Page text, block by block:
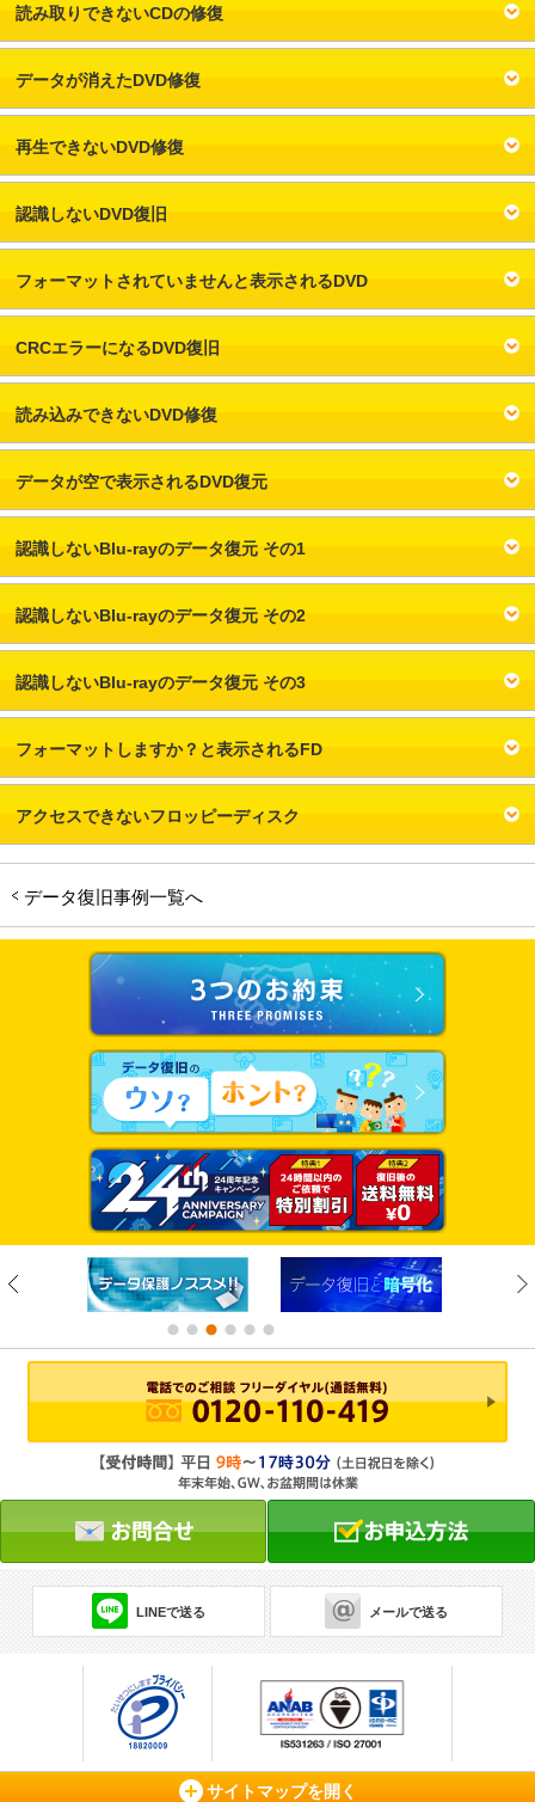
読み取りできないCDの修復
データが消えたDVD修復
再生できないDVD修復
認識しないDVD復旧
フォーマットされていませんと表示されるDVD
CRCエラーになるDVD復旧
読み込みできないDVD修復
データが空で表示されるDVD復元
認識しないBlu-rayのデータ復元 その1
認識しないBlu-rayのデータ復元 その2
認識しないBlu-rayのデータ復元 その3
フォーマットしますか？と表示されるFD
アクセスできないフロッピーディスク
データ復旧事例一覧へ
LINEで送る メールで送る
サイトマップを開く
特定商取引法に基づく表記